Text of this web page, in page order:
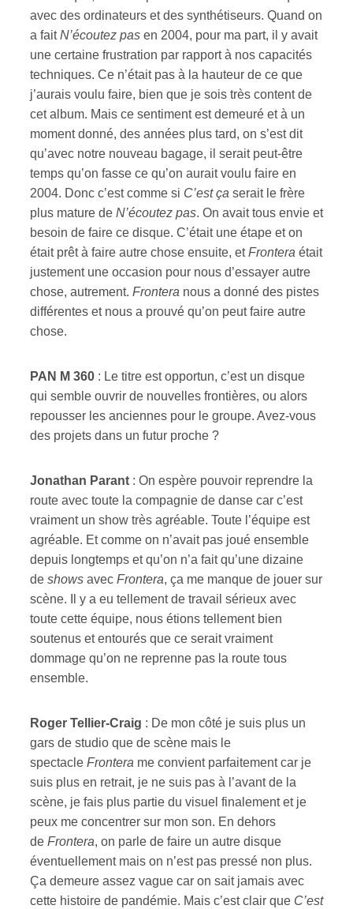
avec des ordinateurs et des synthétiseurs. Quand on
a faitN’écoutez pas en 2004, pour ma part, il y avait
une certaine frustration par rapport à nos capacités
techniques. Ce n’était pas à la hauteur de ce que
j’aurais voulu faire, bien que je sois très content de
cet album. Mais ce sentiment est demeuré et à un
moment donné, des années plus tard, on s’est dit
qu’avec notre nouveau bagage, il serait peut-être
temps qu’on fasse ce qu’on aurait voulu faire en
2004. Donc c’est comme si C’est ça serait le frère
plus mature de N’écoutez pas. On avait tous envie et
besoin de faire ce disque. C’était une étape et on
était prêt à faire autre chose ensuite, etFrontera était
justement une occasion pour nous d’essayer autre
chose, autrement. Frontera nous a donné des pistes
différentes et nous a prouvé qu’on peut faire autre
chose.
PAN M 360 : Le titre est opportun, c’est un disque
qui semble ouvrir de nouvelles frontières, ou alors
repousser les anciennes pour le groupe. Avez-vous
des projets dans un futur proche ?
Jonathan Parant : On espère pouvoir reprendre la
route avec toute la compagnie de danse car c’est
vraiment un show très agréable. Toute l’équipe est
agréable. Et comme on n’avait pas joué ensemble
depuis longtemps et qu’on n’a fait qu’une dizaine
de shows avec Frontera, ça me manque de jouer sur
scène. Il y a eu tellement de travail sérieux avec
toute cette équipe, nous étions tellement bien
soutenus et entourés que ce serait vraiment
dommage qu’on ne reprenne pas la route tous
ensemble.
Roger Tellier-Craig : De mon côté je suis plus un
gars de studio que de scène mais le
spectacle Frontera me convient parfaitement car je
suis plus en retrait, je ne suis pas à l’avant de la
scène, je fais plus partie du visuel finalement et je
peux me concentrer sur mon son. En dehors
de Frontera, on parle de faire un autre disque
éventuellement mais on n’est pas pressé non plus.
Ça demeure assez vague car on sait jamais avec
cette histoire de pandémie. Mais c’est clair que C’est